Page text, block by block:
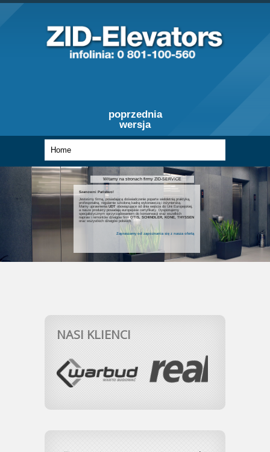
poprzednia
wersja
Witamy na stronach firmy ZID-SERVICE
Szanowni Państwo!
Jesteśmy firmą, posiadającą doświadczenie poparte wieloletnią praktyką,
profesjonalną, regularnie szkoloną kadrą wykonawczą i inżynierską.
Mamy uprawnieniaUDT obowiązujące od dnia wejścia do Unii Europejskiej,
a nasze produkty posiadają europejskie certyfikaty. Dysponujemy
specjalistycznym oprzyrządowaniem do konserwacji oraz wszelkich
napraw i remontów dźwigów firmOTIS, SCHINDLER, KONE, THYSSEN
oraz wszystkich dźwigów polskich.
Zapraszamy od zapoznania się z nasza ofertą
NASI KLIENCI